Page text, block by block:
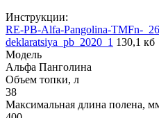
Инструкции:
RE-PB-Alfa-Pangolina-TMFn-
deklaratsiya_pb_2020_1 130,1 кб
Модель
Альфа Панголина
Объем топки, л
38
Максимальная длина полена,